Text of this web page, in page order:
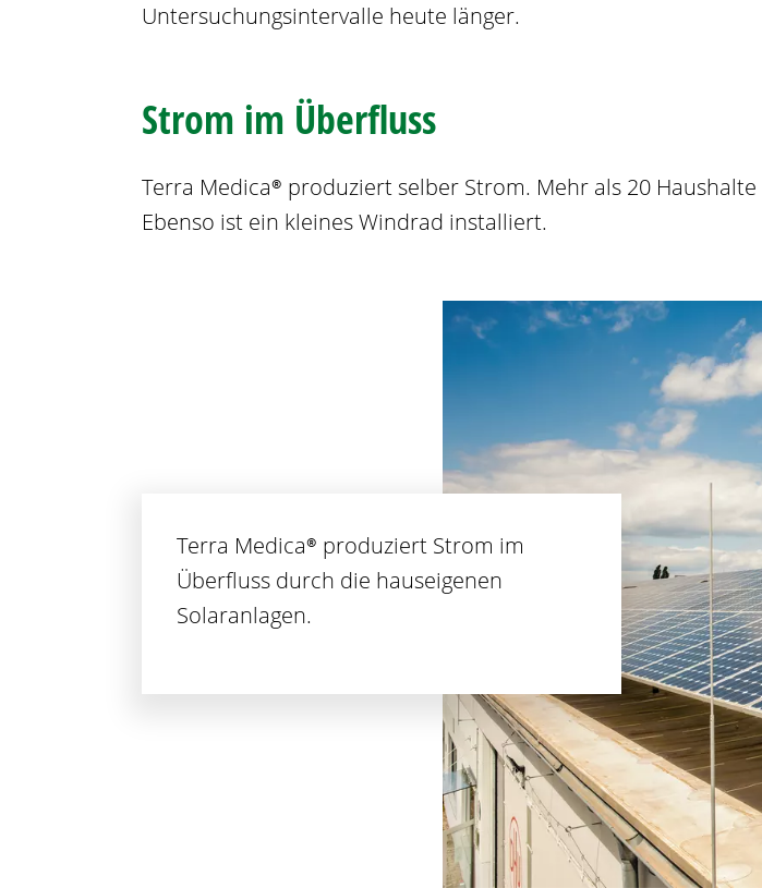
Untersuchungsintervalle heute länger.
Strom im Überfluss
Terra Medica® produziert selber Strom. Mehr als 20
Ebenso ist ein kleines Windrad installiert.
Terra Medica® produziert Strom im
Überfluss durch die hauseigenen
Solaranlagen.